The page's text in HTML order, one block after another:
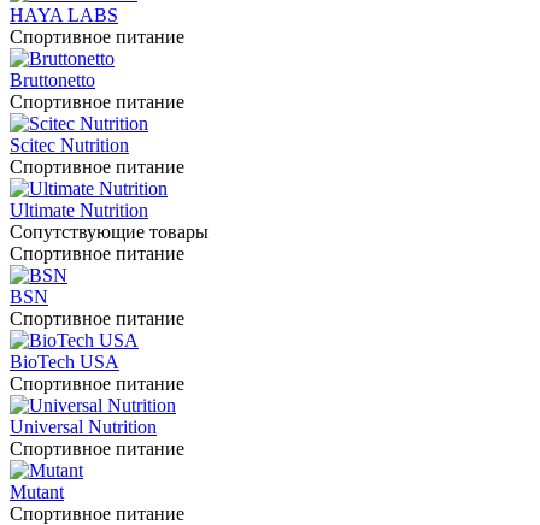
HAYA LABS
Спортивное питание
Bruttonetto
Спортивное питание
Scitec Nutrition
Спортивное питание
Ultimate Nutrition
Сопутствующие товары
Спортивное питание
BSN
Спортивное питание
BioTech USA
Спортивное питание
Universal Nutrition
Спортивное питание
Mutant
Спортивное питание